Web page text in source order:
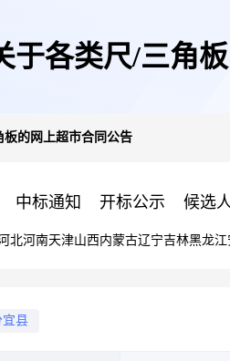
于各类尺/三角
板的网上超市合同公告
中标通知 开标公示 候选
北河南天津山西内蒙古辽宁吉林黑龙江
宜县